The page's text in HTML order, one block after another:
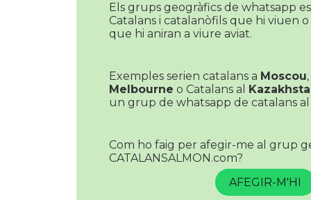
Els grups geogràfics de whatsapp
Catalans i catalanòfils que hi viuen
que hi aniran a viure aviat.
Exemples serien catalans a Moscou
Melbourne o Catalans al
un grup de whatsapp de catalans al
Com ho faig per afegir-me al grup
CATALANSALMON.com?
AFEGIR-M'HI